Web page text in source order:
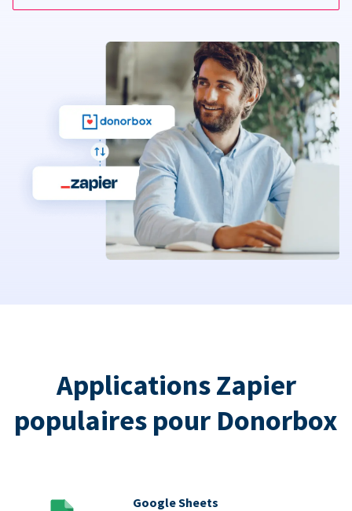
Applications Zapier
populaires pour Donorbox
Google Sheets